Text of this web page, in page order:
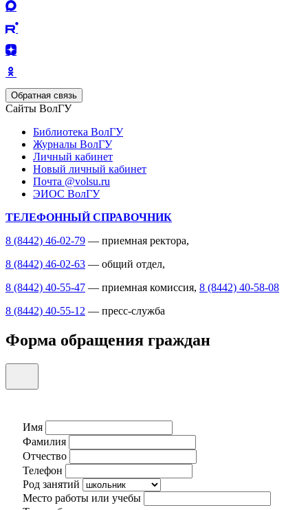
Обратная связь
Сайты ВолГУ
Библиотека ВолГУ
Журналы ВолГУ
Личный кабинет
Новый личный кабинет
Почта @volsu.ru
ЭИОС ВолГУ
ТЕЛЕФОННЫЙ СПРАВОЧНИК
8 (8442) 46-02-79 — приемная ректора,
8 (8442) 46-02-63 — общий отдел,
8 (8442) 40-55-47 — приемная комиссия, 8 (8442) 40-58-08
8 (8442) 40-55-12 — пресс-служба
Форма обращения граждан
Имя
Фамилия
Отчество
Телефон
Род занятий
Место работы или учебы